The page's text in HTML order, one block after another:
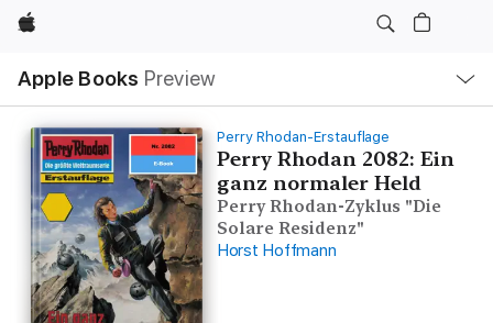
Apple
Apple Books Preview
Nav
Open
Menu
Perry Rhodan-Erstauflage
Perry Rhodan 2082: Ein
ganz normaler Held
Perry Rhodan-Zyklus "Die
Solare Residenz"
Horst Hoffmann